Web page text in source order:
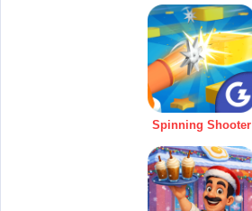
Spinning Shooter